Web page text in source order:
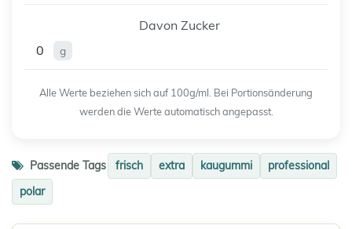
Davon Zucker
0
g
Alle Werte beziehen sich auf 100g/ml. Bei Portionsänderung
werden die Werte automatisch angepasst.
Passende Tags frisch extra kaugummi
professional
polar